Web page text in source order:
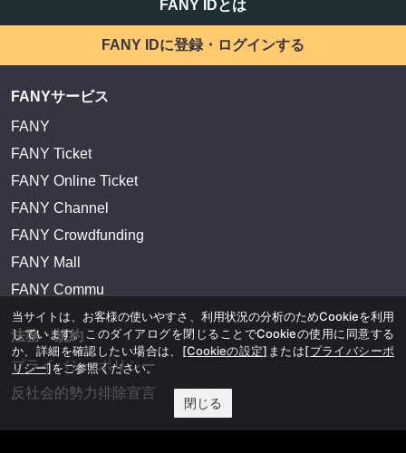
FANY IDに登録・ログインする
FANY
FANY Ticket
FANY Online Ticket
FANY Channel
FANY Crowdfunding
FANY Mall
FANY Commu
法務・規約
プライバシーポリシー
反社会的勢力排除宣言
当サイトは、お客様の使いやすさ、利用状況の分析のためCookieを利用
しています。このダイアログを閉じることでCookieの使用に同意する
か、詳細を確認したい場合は、 [Cookieの設定] または[プライバシーポ
リシー]をご参照ください。
閉じる